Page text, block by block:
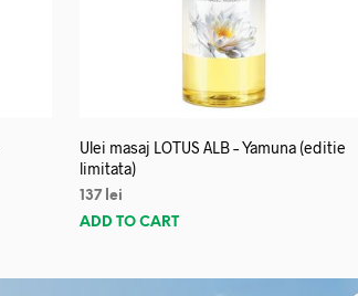
Ulei masaj LOTUS ALB – Yamuna (editie
limitata)
137 lei
ADD TO CART